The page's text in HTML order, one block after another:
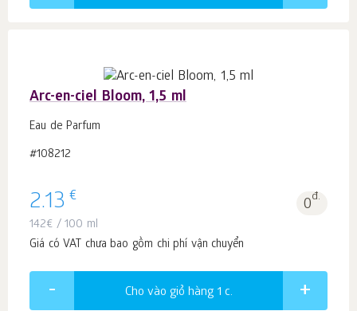
Arc-en-ciel Bloom, 1,5 ml
Eau de Parfum
#108212
2.13 € 0đ.
142€ / 100 ml
Giá có VAT chưa bao gồm chi phí vận chuyển
Cho vào giỏ hàng 1 c.